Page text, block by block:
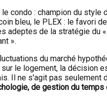
condo : champion du style
bleu, le PLEX : le favori
adeptes de la stratégie du «
».
du marché
le logement, la décision
Il ne s'agit pas seulement
de gestion du temps